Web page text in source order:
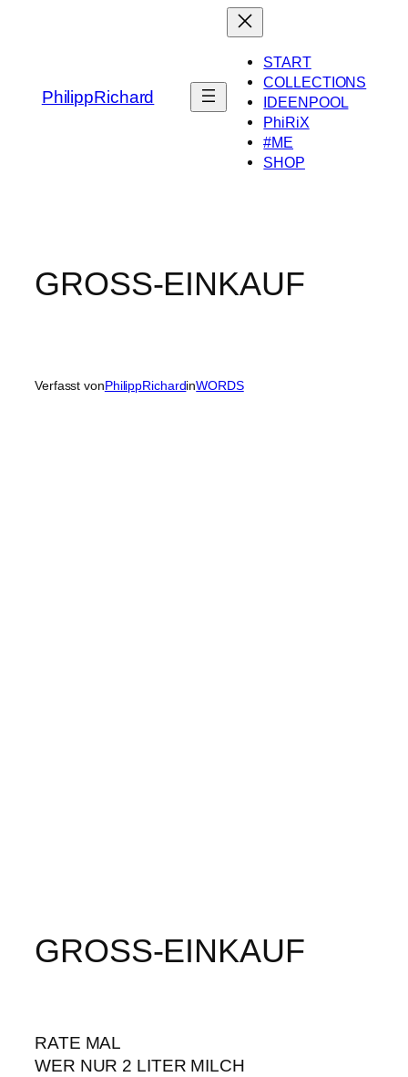
PhilippRichard
START
COLLECTIONS
IDEENPOOL
PhiRiX
#ME
SHOP
GROSS-EINKAUF
Verfasst vonPhilippRichardinWORDS
GROSS-EINKAUF
RATE MAL
WER NUR 2 LITER MILCH